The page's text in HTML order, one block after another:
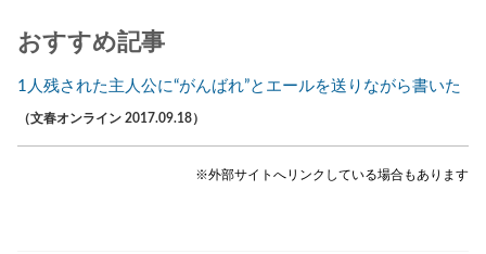
おすすめ記事
1人残された主人公に“がんばれ”とエールを送りながら書いた
（文春オンライン 2017.09.18）
※外部サイトへリンクしている場合もあります